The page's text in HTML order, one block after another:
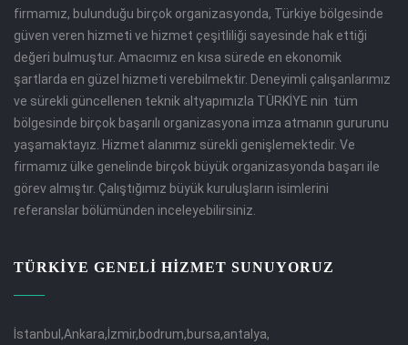
firmamız, bulunduğu birçok organizasyonda, Türkiye bölgesinde
güven veren hizmeti ve hizmet çeşitliliği sayesinde hak ettiği
değeri bulmuştur. Amacımız en kısa sürede en ekonomik
şartlarda en güzel hizmeti verebilmektir. Deneyimli çalışanlarımız
ve sürekli güncellenen teknik altyapımızla TÜRKİYE nin tüm
bölgesinde birçok başarılı organizasyona imza atmanın gururunu
yaşamaktayız. Hizmet alanımız sürekli genişlemektedir. Ve
firmamız ülke genelinde birçok büyük organizasyonda başarı ile
görev almıştır. Çalıştığımız büyük kuruluşların isimlerini
referanslar bölümünden inceleyebilirsiniz.
TÜRKİYE GENELİ HİZMET SUNUYORUZ
İstanbul,Ankara,İzmir,bodrum,bursa,antalya,